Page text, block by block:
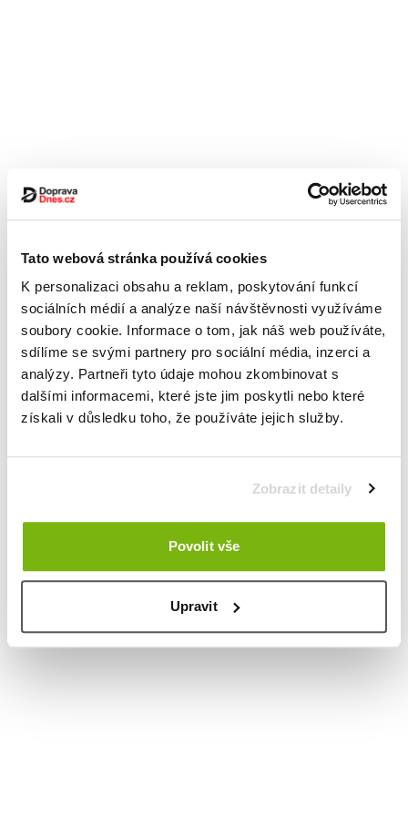
Tato webová stránka používá cookies
K personalizaci obsahu a reklam, poskytování funkcí
sociálních médií a analýze naší návštěvnosti využíváme
soubory cookie. Informace o tom, jak náš web používáte,
sdílíme se svými partnery pro sociální média, inzerci a
analýzy. Partneři tyto údaje mohou zkombinovat s
dalšími informacemi, které jste jim poskytli nebo které
získali v důsledku toho, že používáte jejich služby.
Zobrazit detaily
Povolit vše
Upravit